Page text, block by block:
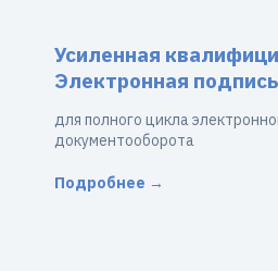
Усиленная
Электронная подпись
для полного цикла
документооборота
Подробнее →